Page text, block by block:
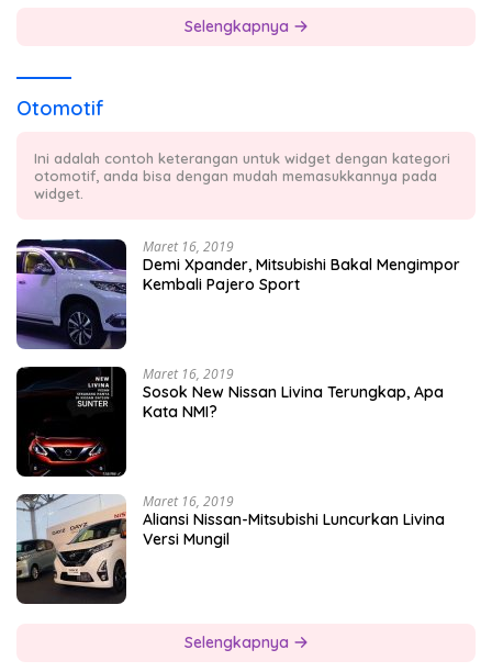
Selengkapnya
Otomotif
Ini adalah contoh keterangan untuk widget dengan kategori
otomotif, anda bisa dengan mudah memasukkannya pada
widget.
Maret 16, 2019
Demi Xpander, Mitsubishi Bakal Mengimpor
Kembali Pajero Sport
Maret 16, 2019
Sosok New Nissan Livina Terungkap, Apa
Kata NMI?
Maret 16, 2019
Aliansi Nissan-Mitsubishi Luncurkan Livina
Versi Mungil
Selengkapnya